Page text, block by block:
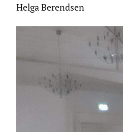
Helga Berendsen